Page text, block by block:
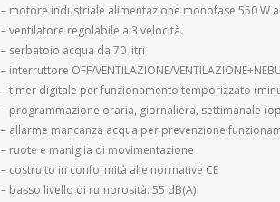
– motore industriale alimentazione monofase 550 W
– ventilatore regolabile a 3 velocità.
– serbatoio acqua da 70 litri
– interruttore OFF/VENTILAZIONE/
– timer digitale per funzionamento temporizzato
– programmazione oraria, giornaliera, settimanale
– allarme mancanza acqua per prevenzione
– ruote e maniglia di movimentazione
– costruito in conformità alle normative CE
– basso livello di rumorosità: 55 dB(A)